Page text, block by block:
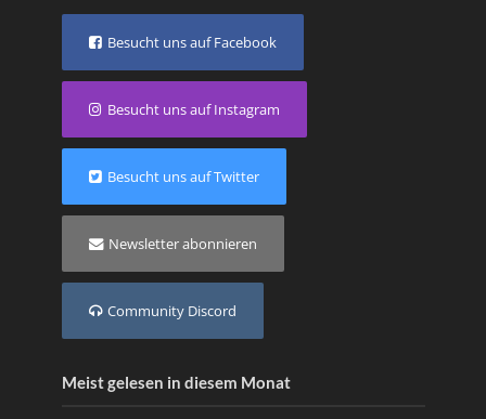
Besucht uns auf Facebook
Besucht uns auf Instagram
Besucht uns auf Twitter
Newsletter abonnieren
Community Discord
Meist gelesen in diesem Monat